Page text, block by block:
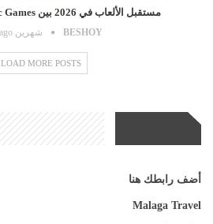
مستقبل الألعاب في 2026 بين Epic Games وPlayStation…
BESHOY شهرين ago
LOAD MORE POSTS
أضف رابطك هنا
Malaga Travel